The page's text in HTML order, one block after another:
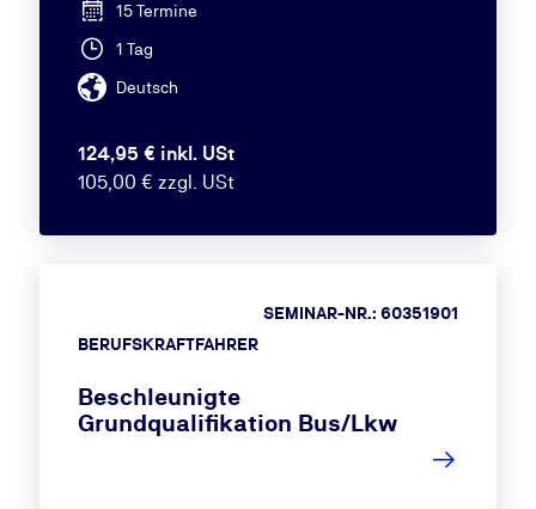
15 Termine
1 Tag
Deutsch
124,95 € inkl. USt
105,00 € zzgl. USt
BERUFSKRAFTFAHRER
SEMINAR-NR.: 60351901
Beschleunigte
Grundqualifikation Bus/Lkw